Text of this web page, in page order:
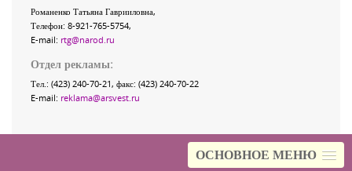
ОСНОВНОЕ МЕНЮ
Романенко Татьяна Гаврииловна,
Телефон: 8-921-765-5754,
E-mail: rtg@narod.ru
Отдел рекламы:
Тел.: (423) 240-70-21, факс: (423) 240-70-22
E-mail: reklama@arsvest.ru